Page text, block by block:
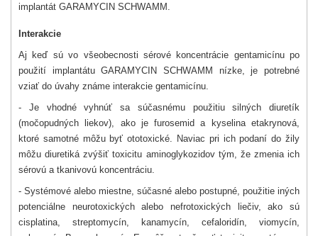
implantát GARAMYCIN SCHWAMM.
Interakcie
Aj keď sú vo všeobecnosti sérové koncentrácie gentamicínu po
použití implantátu GARAMYCIN SCHWAMM nízke, je potrebné
vziať do úvahy známe interakcie gentamicínu.
- Je vhodné vyhnúť sa súčasnému použitiu silných diuretík
(močopudných liekov), ako je furosemid a kyselina etakrynová,
ktoré samotné môžu byť ototoxické. Naviac pri ich podaní do žily
môžu diuretiká zvýšiť toxicitu aminoglykozidov tým, že zmenia ich
sérovú a tkanivovú koncentráciu.
- Systémové alebo miestne, súčasné alebo postupné, použitie iných
potenciálne neurotoxických alebo nefrotoxických liečiv, ako sú
cisplatina, streptomycín, kanamycín, cefaloridín, viomycín,